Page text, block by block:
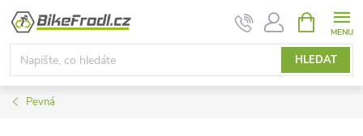
Přejít
obsah
HLEDAT
NÁKUPNÍ
KOŠÍK
Pevná